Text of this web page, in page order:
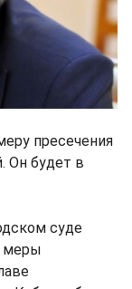
пресечения
Он будет в
суде
меры